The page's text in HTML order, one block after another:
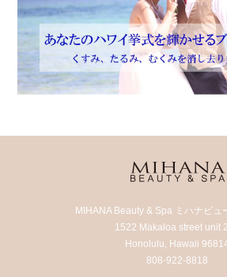
MIHANA Beauty & Spa ミハナビュ
1522 Makaloa street unit
Honolulu, Hawaii
808-922-8818